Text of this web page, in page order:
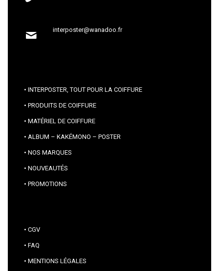
interposter@wanadoo.fr
INTERPOSTER, TOUT POUR LA COIFFURE
PRODUITS DE COIFFURE
MATÉRIEL DE COIFFURE
ALBUM – KAKÉMONO – POSTER
NOS MARQUES
NOUVEAUTÉS
PROMOTIONS
CGV
FAQ
MENTIONS LÉGALES